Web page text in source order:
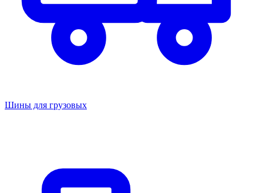
Шины для грузовых